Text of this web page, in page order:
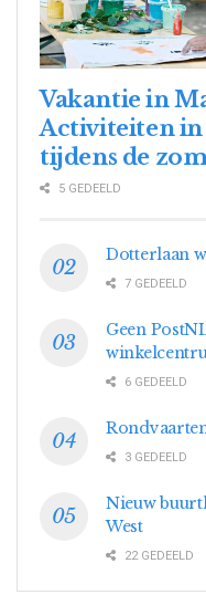
Vakantie in
Activiteiten
tijdens de
5 GEDEELD
Dotterlaan
7 GEDEELD
Geen
6 GEDEELD
3 GEDEELD
Nieuw
West
22 GEDEELD